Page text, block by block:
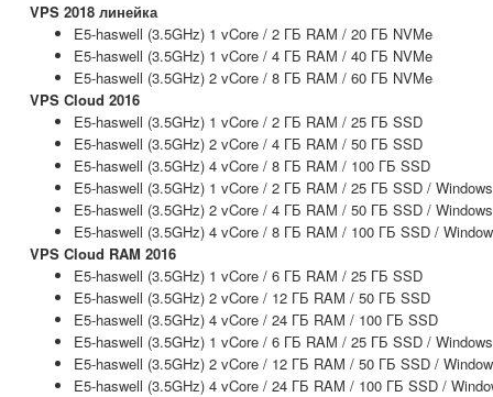
VPS 2018 линейка
E5-haswell (3.5GHz) 1 vCore / 2 ГБ RAM / 20 ГБ NVMe
E5-haswell (3.5GHz) 1 vCore / 4 ГБ RAM / 40 ГБ NVMe
E5-haswell (3.5GHz) 2 vCore / 8 ГБ RAM / 60 ГБ NVMe
VPS Cloud 2016
E5-haswell (3.5GHz) 1 vCore / 2 ГБ RAM / 25 ГБ SSD
E5-haswell (3.5GHz) 2 vCore / 4 ГБ RAM / 50 ГБ SSD
E5-haswell (3.5GHz) 4 vCore / 8 ГБ RAM / 100 ГБ SSD
E5-haswell (3.5GHz) 1 vCore / 2 ГБ RAM / 25 ГБ SSD / Windows
E5-haswell (3.5GHz) 2 vCore / 4 ГБ RAM / 50 ГБ SSD / Windows
E5-haswell (3.5GHz) 4 vCore / 8 ГБ RAM / 100 ГБ SSD /
VPS Cloud RAM 2016
E5-haswell (3.5GHz) 1 vCore / 6 ГБ RAM / 25 ГБ SSD
E5-haswell (3.5GHz) 2 vCore / 12 ГБ RAM / 50 ГБ SSD
E5-haswell (3.5GHz) 4 vCore / 24 ГБ RAM / 100 ГБ SSD
E5-haswell (3.5GHz) 1 vCore / 6 ГБ RAM / 25 ГБ SSD / Windows
E5-haswell (3.5GHz) 2 vCore / 12 ГБ RAM / 50 ГБ SSD /
E5-haswell (3.5GHz) 4 vCore / 24 ГБ RAM / 100 ГБ SSD /